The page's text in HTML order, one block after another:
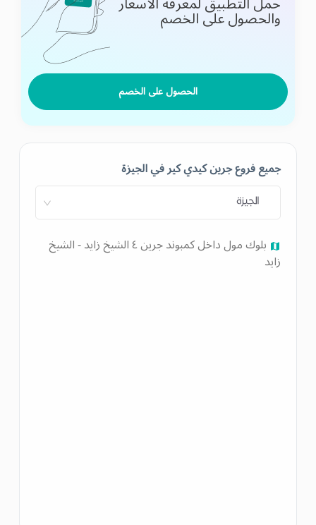
والحصول على الخصم
الحصول على الخصم
جميع فروع جرين كيدي كير في الجيزة
الجيزة
بلوك مول داخل كمبوند جرين ٤ الشيخ زايد - الشيخ
زايد